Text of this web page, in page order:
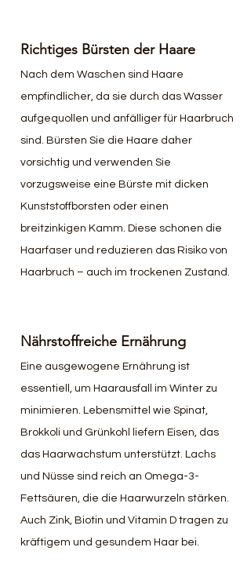
Richtiges Bürsten der Haare
Nach dem Waschen sind Haare
empfindlicher, da sie durch das Wasser
aufgequollen und anfälliger für Haarbruch
sind. Bürsten Sie die Haare daher
vorsichtig und verwenden Sie
vorzugsweise eine Bürste mit dicken
Kunststoffborsten oder einen
breitzinkigen Kamm. Diese schonen die
Haarfaser und reduzieren das Risiko von
Haarbruch – auch im trockenen Zustand.
Nährstoffreiche Ernährung
Eine ausgewogene Ernährung ist
essentiell, um Haarausfall im Winter zu
minimieren. Lebensmittel wie Spinat,
Brokkoli und Grünkohl liefern Eisen, das
das Haarwachstum unterstützt. Lachs
und Nüsse sind reich an Omega-3-
Fettsäuren, die die Haarwurzeln stärken.
Auch Zink, Biotin und Vitamin D tragen zu
kräftigem und gesundem Haar bei.